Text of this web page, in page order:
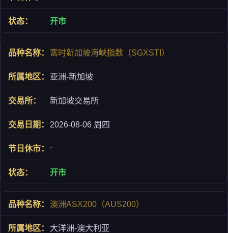
开市
富时新加坡海峡指数（SGXSTI）
亚洲-新加坡
新加坡交易所
2026-08-06 周四
-
开市
澳洲ASX200（AUS200）
大洋洲-澳大利亚